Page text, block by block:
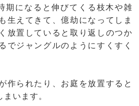
期になると伸びてくる枝木や雑
生えてきて、億劫になってしま
放置していると取り返しのつか
でジャングルのようにすくすく
作られたり、お庭を放置すると
います。